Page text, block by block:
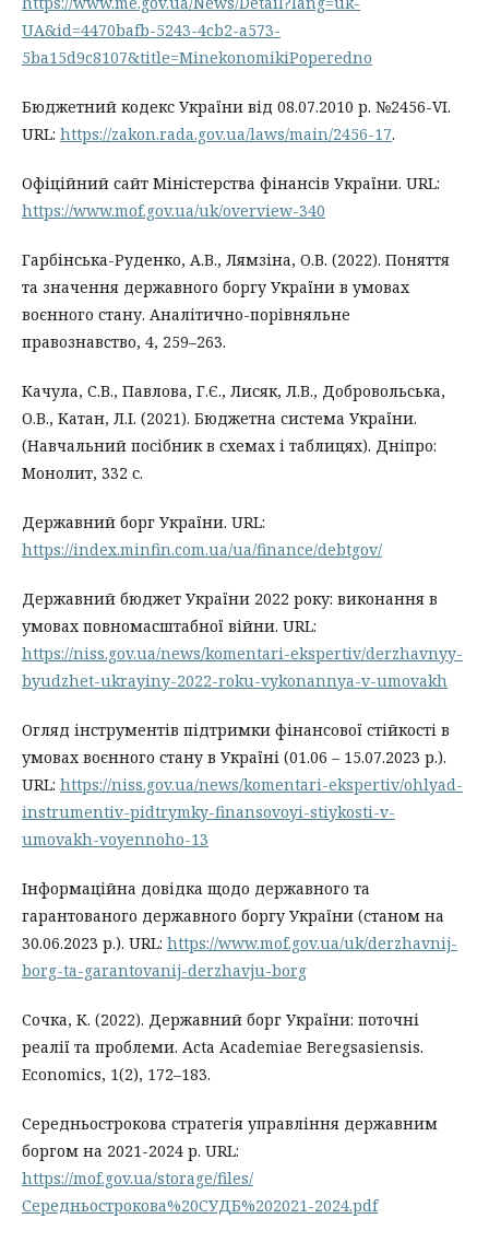
UA&id=4470bafb-5243-4cb2-a573-
5ba15d9c8107&title=MinekonomikiPoperedno
Бюджетний кодекс України від 08.07.2010 р. №2456-VІ.
URL: https://zakon.rada.gov.ua/laws/main/2456-17.
Офіційний сайт Міністерства фінансів України. URL:
https://www.mof.gov.ua/uk/overview-340
Гарбінська-Руденко, А.В., Лямзіна, О.В. (2022). Поняття
та значення державного боргу України в умовах
воєнного стану. Аналітично-порівняльне
правознавство, 4, 259–263.
Качула, С.В., Павлова, Г.Є., Лисяк, Л.В., Добровольська,
О.В., Катан, Л.І. (2021). Бюджетна система України.
(Навчальний посібник в схемах і таблицях). Дніпро:
Монолит, 332 с.
Державний борг України. URL:
https://index.minfin.com.ua/ua/finance/debtgov/
Державний бюджет України 2022 року: виконання в
умовах повномасштабної війни. URL:
https://niss.gov.ua/news/komentari-ekspertiv/derzhavnyy-
byudzhet-ukrayiny-2022-roku-vykonannya-v-umovakh
Огляд інструментів підтримки фінансової стійкості в
умовах воєнного стану в Україні (01.06 – 15.07.2023 р.).
URL: https://niss.gov.ua/news/komentari-ekspertiv/ohlyad-
instrumentiv-pidtrymky-finansovoyi-stiykosti-v-
umovakh-voyennoho-13
Інформаційна довідка щодо державного та
гарантованого державного боргу України (станом на
30.06.2023 р.). URL: https://www.mof.gov.ua/uk/derzhavnij-
borg-ta-garantovanij-derzhavju-borg
Сочка, К. (2022). Державний борг України: поточні
реалії та проблеми. Аcta Academiae Beregsasiensis.
Economics, 1(2), 172–183.
Середньострокова стратегія управління державним
боргом на 2021-2024 р. URL:
https://mof.gov.ua/storage/files/
Середньострокова%20СУДБ%202021-2024.pdf